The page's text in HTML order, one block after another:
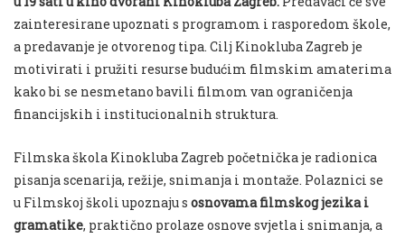
zainteresirane upoznati s programom i rasporedom škole,
a predavanje je otvorenog tipa. Cilj Kinokluba Zagreb je
motivirati i pružiti resurse budućim filmskim amaterima
kako bi se nesmetano bavili filmom van ograničenja
financijskih i institucionalnih struktura.
Filmska škola Kinokluba Zagreb početnička je radionica
pisanja scenarija, režije, snimanja i montaže. Polaznici se
u Filmskoj školi upoznaju s osnovama filmskog jezika i
gramatike, praktično prolaze osnove svjetla i snimanja, a